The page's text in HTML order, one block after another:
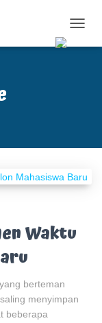
Waktu
berteman
menyimpan
beberapa